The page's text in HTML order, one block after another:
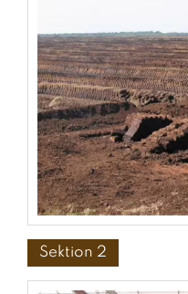
Sektion 2